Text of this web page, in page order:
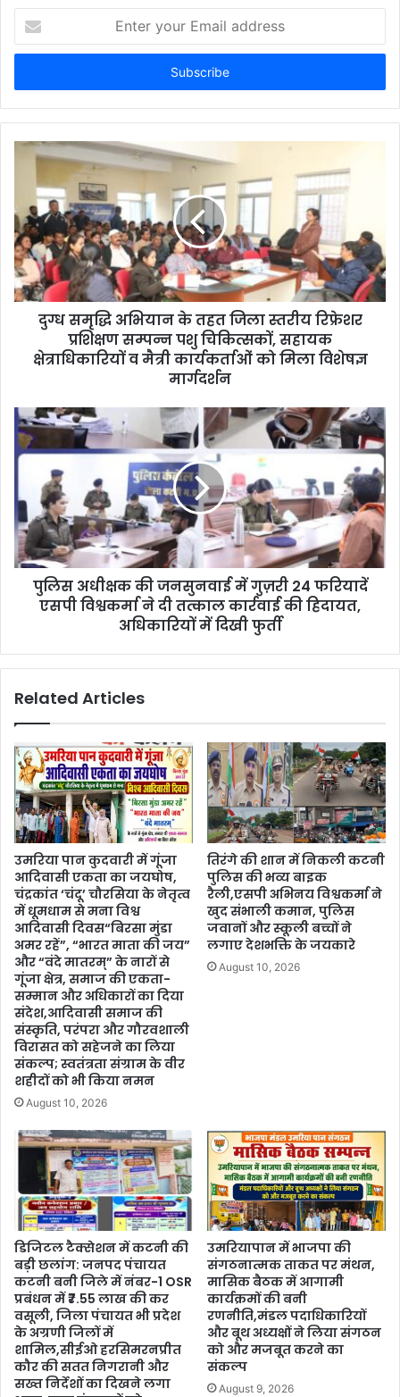
t
r
y
a
i
l
a
d
दुग्ध समृद्धि अभियान के तहत जिला स्तरीय रिफ्रेशर
प्रशिक्षण सम्पन्न पशु चिकित्सकों, सहायक
क्षेत्राधिकारियों व मैत्री कार्यकर्ताओं को मिला विशेषज्ञ
मार्गदर्शन
पुलिस अधीक्षक की जनसुनवाई में गुज़री 24 फरियादें
एसपी विश्वकर्मा ने दी तत्काल कार्रवाई की हिदायत,
अधिकारियों में दिखी फुर्ती
Related Articles
उमरिया पान कुदवारी में गूंजा
आदिवासी एकता का जयघोष,
चंद्रकांत ‘चंदू’ चौरसिया के नेतृत्व
में धूमधाम से मना विश्व
आदिवासी दिवस“बिरसा मुंडा
अमर रहें”, “भारत माता की जय”
और “वंदे मातरम्” के नारों से
गूंजा क्षेत्र, समाज की एकता-
सम्मान और अधिकारों का दिया
संदेश,आदिवासी समाज की
संस्कृति, परंपरा और गौरवशाली
विरासत को सहेजने का लिया
संकल्प; स्वतंत्रता संग्राम के वीर
शहीदों को भी किया नमन
August 10, 2026
तिरंगे की शान में निकली कटनी
पुलिस की भव्य बाइक
रैली,एसपी अभिनय विश्वकर्मा ने
खुद संभाली कमान, पुलिस
जवानों और स्कूली बच्चों ने
लगाए देशभक्ति के जयकारे
August 10, 2026
डिजिटल टैक्सेशन में कटनी की
बड़ी छलांग: जनपद पंचायत
कटनी बनी जिले में नंबर-1 OSR
प्रबंधन में ₹7.55 लाख की कर
वसूली, जिला पंचायत भी प्रदेश
के अग्रणी जिलों में
शामिल,सीईओ हरसिमरनप्रीत
कौर की सतत निगरानी और
सख्त निर्देशों का दिखने लगा
उमरियापान में भाजपा की
संगठनात्मक ताकत पर मंथन,
मासिक बैठक में आगामी
कार्यक्रमों की बनी
रणनीति,मंडल पदाधिकारियों
और बूथ अध्यक्षों ने लिया संगठन
को और मजबूत करने का
संकल्प
August 9, 2026